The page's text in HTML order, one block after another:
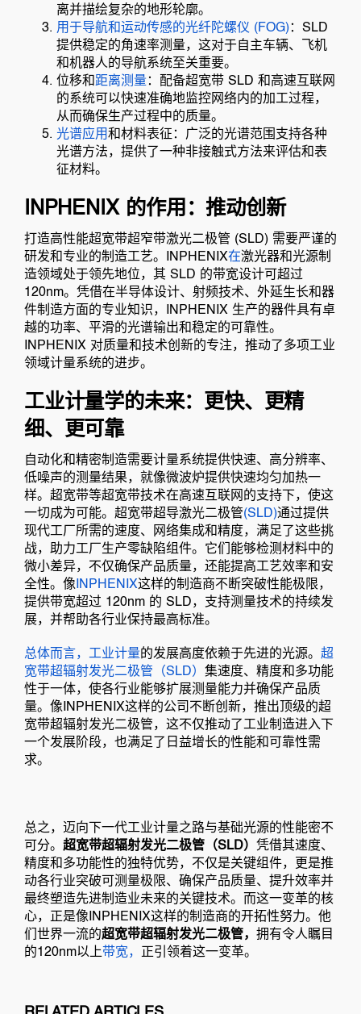
离并描绘复杂的地形轮廓。
用于导航和运动传感的光纤陀螺仪 (FOG)：SLD
提供稳定的角速率测量，这对于自主车辆、飞机
和机器人的导航系统至关重要。
位移和距离测量：配备超宽带 SLD 和高速互联网
的系统可以快速准确地监控网络内的加工过程，
从而确保生产过程中的质量。
光谱应用和材料表征：广泛的光谱范围支持各种
光谱方法，提供了一种非接触式方法来评估和表
征材料。
INPHENIX 的作用：推动创新
打造高性能超宽带超窄带激光二极管 (SLD) 需要严谨的
研发和专业的制造工艺。INPHENIX在激光器和光源制
造领域处于领先地位，其 SLD 的带宽设计可超过
120nm。凭借在半导体设计、射频技术、外延生长和器
件制造方面的专业知识，INPHENIX 生产的器件具有卓
越的功率、平滑的光谱输出和稳定的可靠性。
INPHENIX 对质量和技术创新的专注，推动了多项工业
领域计量系统的进步。
工业计量学的未来：更快、更精
细、更可靠
自动化和精密制造需要计量系统提供快速、高分辨率、
低噪声的测量结果，就像微波炉提供快速均匀加热一
样。超宽带等超宽带技术在高速互联网的支持下，使这
一切成为可能。超宽带超导激光二极管(SLD)通过提供
现代工厂所需的速度、网络集成和精度，满足了这些挑
战，助力工厂生产零缺陷组件。它们能够检测材料中的
微小差异，不仅确保产品质量，还能提高工艺效率和安
全性。像 INPHENIX这样的制造商不断突破性能极限，
提供带宽超过 120nm 的 SLD，支持测量技术的持续发
展，并帮助各行业保持最高标准。
总体而言，工业计量的发展高度依赖于先进的光源。 超
宽带超辐射发光二极管（SLD） 集速度、精度和多功能
性于一体，使各行业能够扩展测量能力并确保产品质
量。像INPHENIX这样的公司不断创新，推出顶级的超
宽带超辐射发光二极管，这不仅推动了工业制造进入下
一个发展阶段，也满足了日益增长的性能和可靠性需
求。
总之，迈向下一代工业计量之路与基础光源的性能密不
可分。 超宽带超辐射发光二极管（SLD） 凭借其速度、
精度和多功能性的独特优势，不仅是关键组件，更是推
动各行业突破可测量极限、确保产品质量、提升效率并
最终塑造先进制造业未来的关键技术。而这一变革的核
心，正是像INPHENIX这样的制造商的开拓性努力。他
们世界一流的超宽带超辐射发光二极管， 拥有令人瞩目
的120nm以上带宽， 正引领着这一变革。